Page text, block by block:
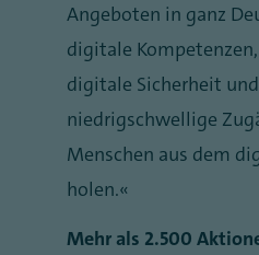
Angeboten in ganz
digitale
digitale Sicherheit
niedrigschwellige
Menschen aus dem
holen.“
Mehr als 2.500